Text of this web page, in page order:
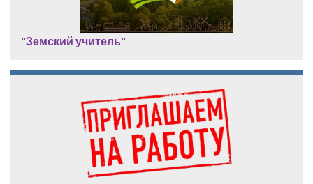
"Земский учитель"